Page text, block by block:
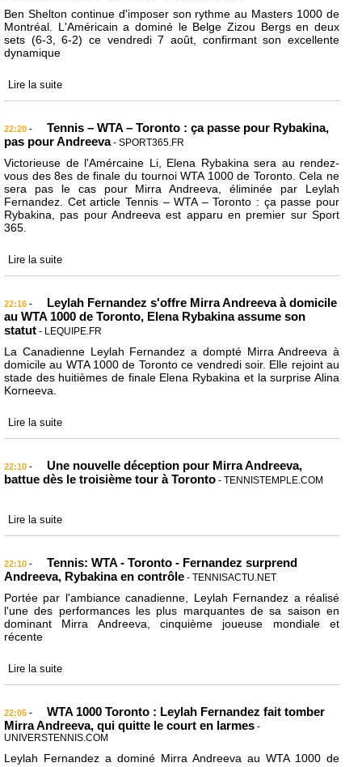
Ben Shelton continue d'imposer son rythme au Masters 1000 de
Montréal. L'Américain a dominé le Belge Zizou Bergs en deux
sets (6-3, 6-2) ce vendredi 7 août, confirmant son excellente
dynamique
Lire la suite
22:20 -
Tennis – WTA – Toronto : ça passe pour Rybakina,
pas pour Andreeva - SPORT365.FR
Victorieuse de l'Amércaine Li, Elena Rybakina sera au rendez-
vous des 8es de finale du tournoi WTA 1000 de Toronto. Cela ne
sera pas le cas pour Mirra Andreeva, éliminée par Leylah
Fernandez. Cet article Tennis – WTA – Toronto : ça passe pour
Rybakina, pas pour Andreeva est apparu en premier sur Sport
365.
Lire la suite
22:16 -
Leylah Fernandez s'offre Mirra Andreeva à domicile
au WTA 1000 de Toronto, Elena Rybakina assume son
statut - LEQUIPE.FR
La Canadienne Leylah Fernandez a dompté Mirra Andreeva à
domicile au WTA 1000 de Toronto ce vendredi soir. Elle rejoint au
stade des huitièmes de finale Elena Rybakina et la surprise Alina
Korneeva.
Lire la suite
22:10 -
Une nouvelle déception pour Mirra Andreeva,
battue dès le troisième tour à Toronto - TENNISTEMPLE.COM
Lire la suite
22:10 -
Tennis: WTA - Toronto - Fernandez surprend
Andreeva, Rybakina en contrôle - TENNISACTU.NET
Portée par l'ambiance canadienne, Leylah Fernandez a réalisé
l'une des performances les plus marquantes de sa saison en
dominant Mirra Andreeva, cinquième joueuse mondiale et
récente
Lire la suite
22:05 -
WTA 1000 Toronto : Leylah Fernandez fait tomber
Mirra Andreeva, qui quitte le court en larmes -
UNIVERSTENNIS.COM
Leylah Fernandez a dominé Mirra Andreeva au WTA 1000 de